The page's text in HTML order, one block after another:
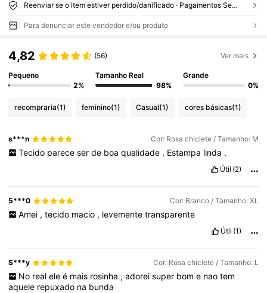
Reenviar se o item estiver perdido/danificado · Pagamentos Seguros · Proteção de privacidade
Para denunciar este vendedor e/ou produto
4,82 (56) Ver mais
Pequeno
2%
Tamanho Real
98%
Grande
0%
recompraria(1) feminino(1) Casual(1) cores básicas(1)
s***n Cor: Rosa chiclete / Tamanho: M
Tecido parece ser de boa qualidade . Estampa linda .
Útil (2)
5***0 Cor: Branco / Tamanho: XL
Amei , tecido macio , levemente transparente
Útil (1)
S***y Cor: Rosa chiclete / Tamanho: L
No real ele é mais rosinha , adorei super bom e nao tem
aquele repuxado na bunda